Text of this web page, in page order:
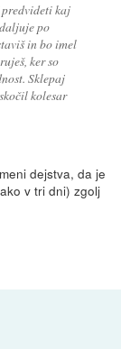
predvideti kaj
po
in bo imel
ker so
Sklepaj
kolesar
dejstva, da je
v tri dni) zgolj